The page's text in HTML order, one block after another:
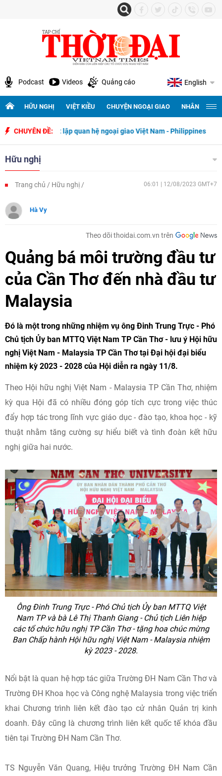
Podcast Videos Quảng cáo English
HỮU NGHỊ VIỆT KIỀU CHUYỆN NGOẠI GIAO NHÂN
CHUYÊN ĐỀ:
thiết lập quan hệ ngoại giao Việt Nam - Philippines 500
Hữu nghị
Trang chủ Hữu nghị 06:01 | 12/08/2023 GMT+7
Hà Vy
Theo dõi thoidai.com.vn trên
Quảng bá môi trường đầu tư
của Cần Thơ đến nhà đầu tư
Malaysia
Đó là một trong những nhiệm vụ ông Đinh Trung Trực - Phó
Chủ tịch Ủy ban MTTQ Việt Nam TP Cần Thơ - lưu ý Hội hữu
nghị Việt Nam - Malaysia TP Cần Thơ tại Đại hội đại biểu
nhiệm kỳ 2023 - 2028 của Hội diễn ra ngày 11/8.
Theo Hội hữu nghị Việt Nam - Malaysia TP Cần Thơ, nhiệm
kỳ qua Hội đã có nhiều đóng góp tích cực trong việc thúc
đẩy hợp tác trong lĩnh vực giáo dục - đào tạo, khoa học - kỹ
thuật nhằm tăng cường sự hiểu biết và tình đoàn kết hữu
nghị giữa hai nước.
Ông Đinh Trung Trực - Phó Chủ tịch Ủy ban MTTQ Việt
Nam TP và bà Lê Thị Thanh Giang - Chủ tịch Liên hiệp
các tổ chức hữu nghị TP Cần Thơ - tặng hoa chúc mừng
Ban Chấp hành Hội hữu nghị Việt Nam - Malaysia nhiệm
kỳ 2023 - 2028.
Nổi bật là quan hệ hợp tác giữa Trường ĐH Nam Cần Thơ và
Trường ĐH Khoa học và Công nghệ Malaysia trong việc triển
khai Chương trình liên kết đào tạo cử nhân Quản trị kinh
doanh. Đây cũng là chương trình liên kết quốc tế khóa đầu
tiên tại Trường ĐH Nam Cần Thơ.
TS Nguyễn Văn Quang, Hiệu trưởng Trường ĐH Nam Cần